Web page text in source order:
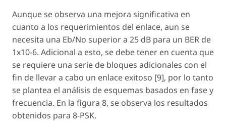
Aunque se observa una mejora significativa en
cuanto a los requerimientos del enlace, aun se
necesita una Eb/No superior a 25 dB para un BER de
1x10-6. Adicional a esto, se debe tener en cuenta que
se requiere una serie de bloques adicionales con el
fin de llevar a cabo un enlace exitoso [9], por lo tanto
se plantea el análisis de esquemas basados en fase y
frecuencia. En la figura 8, se observa los resultados
obtenidos para 8-PSK.